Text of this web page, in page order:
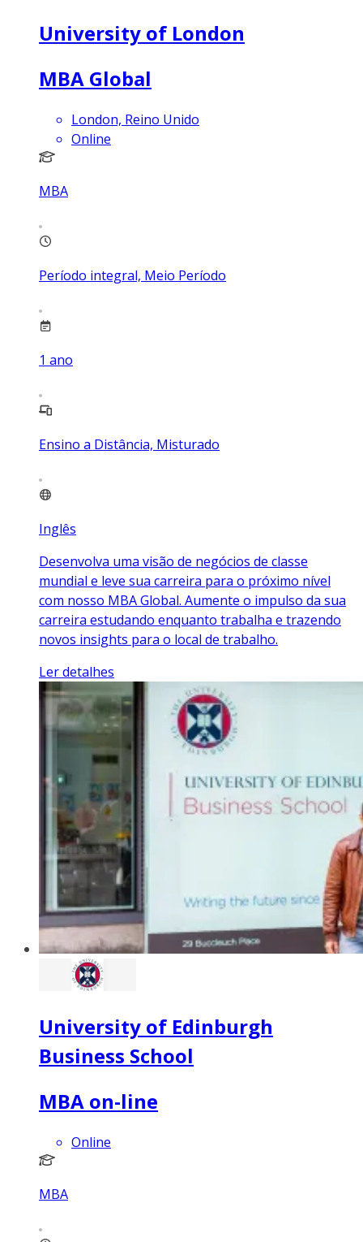
University of London
MBA Global
London, Reino Unido
Online
MBA
Período integral, Meio Período
1 ano
Ensino a Distância, Misturado
Inglês
Desenvolva uma visão de negócios de classe
mundial e leve sua carreira para o próximo nível
com nosso MBA Global. Aumente o impulso da sua
carreira estudando enquanto trabalha e trazendo
novos insights para o local de trabalho.
Ler detalhes
University of Edinburgh
Business School
MBA on-line
Online
MBA